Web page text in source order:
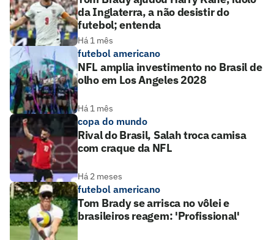
da Inglaterra, a não desistir do
futebol; entenda
Há 1 mês
futebol americano
NFL amplia investimento no Brasil de
olho em Los Angeles 2028
Há 1 mês
copa do mundo
Rival do Brasil, Salah troca camisa
com craque da NFL
Há 2 meses
futebol americano
Tom Brady se arrisca no vôlei e
brasileiros reagem: 'Profissional'